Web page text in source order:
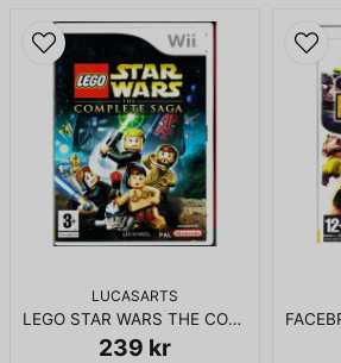
LUCASARTS
LEGO STAR WARS THE COMPLETE SAGA WII
239 kr